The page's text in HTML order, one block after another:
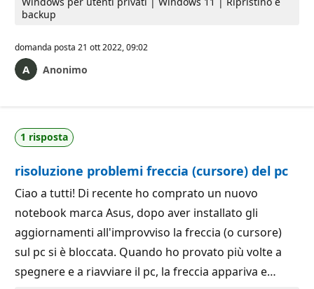
backup
domanda posta 21 ott 2022, 09:02
Anonimo
1 risposta
risoluzione problemi freccia (cursore) del pc
Ciao a tutti! Di recente ho comprato un nuovo
notebook marca Asus, dopo aver installato gli
aggiornamenti all'improvviso la freccia (o cursore)
sul pc si è bloccata. Quando ho provato più volte a
spegnere e a riavviare il pc, la freccia appariva e…